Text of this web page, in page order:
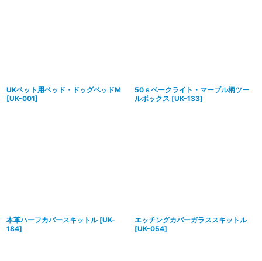
UKペット用ベッド・ドッグベッドM
[UK-001]
50ｓベークライト・マーブル柄ツー
ルボックス [UK-133]
本革ハーフカバースキットル [UK-
184]
エッチングカバーガラススキットル
[UK-054]